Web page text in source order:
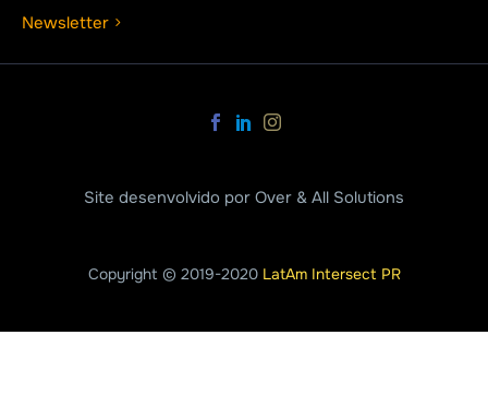
Newsletter
Site desenvolvido por Over & All Solutions
Copyright © 2019-2020 LatAm Intersect PR